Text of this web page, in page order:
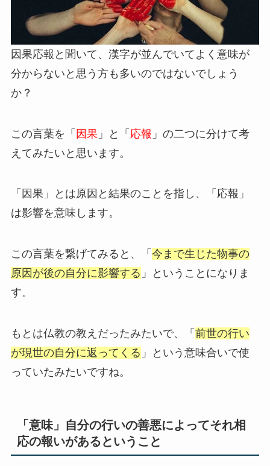
因果応報と聞いて、漢字が並んでいてよく意味が
分からないと思う方も多いのではないでしょう
か？
この言葉を「 因果 」と「 応報 」の二つに分けて考
えてみたいと思います。
「因果」とは原因と結果のことを指し、「応報」
は影響を意味します。
この言葉を繋げてみると、「 今まで生じた物事の
原因が後の自分に影響する 」ということになりま
す。
もとは仏教の教えだったみたいで、「 前世の行い
が現世の自分に返ってくる 」という意味合いで使
っていたみたいですね。
「意味」自分の行いの善悪によってそれ相
応の報いがあるということ